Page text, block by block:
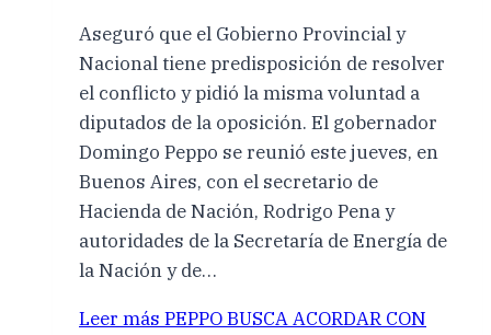
Aseguró que el Gobierno Provincial y
Nacional tiene predisposición de resolver
el conflicto y pidió la misma voluntad a
diputados de la oposición. El gobernador
Domingo Peppo se reunió este jueves, en
Buenos Aires, con el secretario de
Hacienda de Nación, Rodrigo Pena y
autoridades de la Secretaría de Energía de
la Nación y de…
Leer más PEPPO BUSCA ACORDAR CON